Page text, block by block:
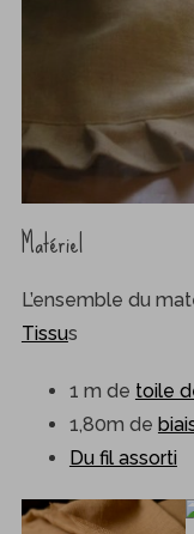
Matériel
L’ensemble du
Tissus
1 m de toile
1,80m de
Du fil assorti